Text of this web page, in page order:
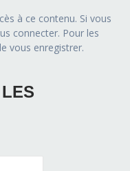
à ce contenu. Si vous
connecter. Pour les
vous enregistrer.